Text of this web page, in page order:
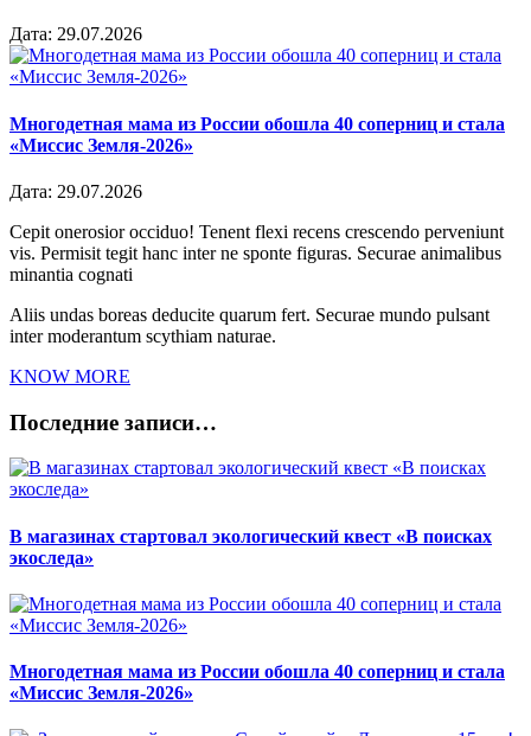
Дата: 29.07.2026
Многодетная мама из России обошла 40 соперниц и стала
«Миссис Земля-2026»
Дата: 29.07.2026
Cepit onerosior occiduo! Tenent flexi recens crescendo perveniunt
vis. Permisit tegit hanc inter ne sponte figuras. Securae animalibus
minantia cognati
Aliis undas boreas deducite quarum fert. Securae mundo pulsant
inter moderantum scythiam naturae.
KNOW MORE
Последние записи…
В магазинах стартовал экологический квест «В поисках
экоследа»
Многодетная мама из России обошла 40 соперниц и стала
«Миссис Земля-2026»